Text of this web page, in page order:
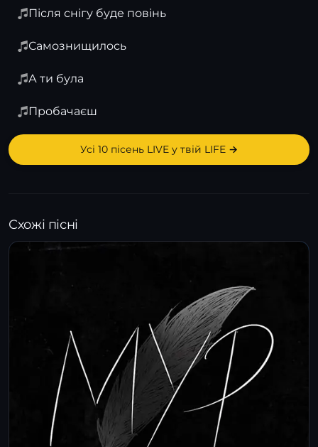
Після снігу буде повінь
Самознищилось
А ти була
Пробачаєш
Усі 10 пісень LIVE у твій LIFE →
Схожі пісні